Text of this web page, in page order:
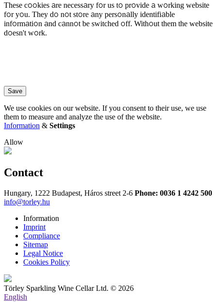
These cookies are necessary for us to provide a working website
for you. They do not store any personally identifiable
information and cannot be switched off. Without them the website
doesn't work.
Save
We use cookies on our website. If you consent to their use, we use
them to measure and analyze the use of the website.
Information & Settings
Allow
Contact
Hungary, 1222 Budapest, Háros street 2-6 Phone: 0036 1 4242 500
info@torley.hu
Information
Imprint
Compliance
Sitemap
Legal Notice
Cookies Policy
Törley Sparkling Wine Cellar Ltd. © 2026
English